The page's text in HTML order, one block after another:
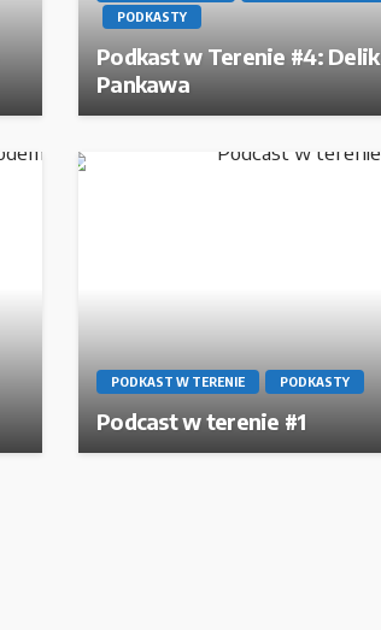
PODKASTY
Podkast w Terenie #4:
Pankawa
PODKAST W TERENIE PODKASTY
Podcast w terenie #1